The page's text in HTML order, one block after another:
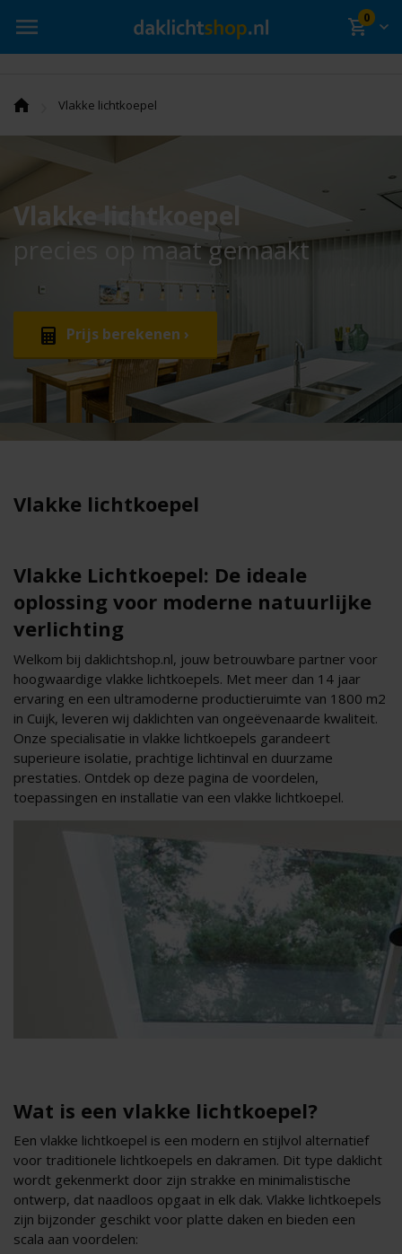
0
Vlakke lichtkoepel
Vlakke lichtkoepel
precies op maat gemaakt
Prijs berekenen ›
Vlakke lichtkoepel
Vlakke Lichtkoepel: De ideale
oplossing voor moderne natuurlijke
verlichting
Welkom bij daklichtshop.nl, jouw betrouwbare partner voor
hoogwaardige vlakke lichtkoepels. Met meer dan 14 jaar
ervaring en een ultramoderne productieruimte van 1800 m2
in Cuijk, leveren wij daklichten van ongeëvenaarde kwaliteit.
Onze specialisatie in vlakke lichtkoepels garandeert
superieure isolatie, prachtige lichtinval en duurzame
prestaties. Ontdek op deze pagina de voordelen,
toepassingen en installatie van een vlakke lichtkoepel.
Wat is een vlakke lichtkoepel?
Een vlakke lichtkoepel is een modern en stijlvol alternatief
voor traditionele lichtkoepels en dakramen. Dit type daklicht
wordt gekenmerkt door zijn strakke en minimalistische
ontwerp, dat naadloos opgaat in elk dak. Vlakke lichtkoepels
zijn bijzonder geschikt voor platte daken en bieden een
scala aan voordelen: